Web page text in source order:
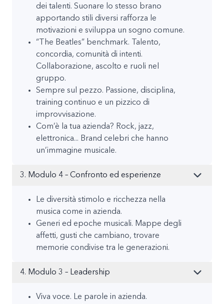
dei talenti. Suonare lo stesso brano
apportando stili diversi rafforza le
motivazioni e sviluppa un sogno comune.
“The Beatles” benchmark. Talento,
concordia, comunità di intenti.
Collaborazione, ascolto e ruoli nel
gruppo.
Sempre sul pezzo. Passione, disciplina,
training continuo e un pizzico di
improvvisazione.
Com’è la tua azienda? Rock, jazz,
elettronica... Brand celebri che hanno
un’immagine musicale.
3. Modulo 4 – Confronto ed esperienze
Le diversità stimolo e ricchezza nella
musica come in azienda.
Generi ed epoche musicali. Mappe degli
affetti, gusti che cambiano, trovare
memorie condivise tra le generazioni.
4. Modulo 3 – Leadership
Viva voce. Le parole in azienda.